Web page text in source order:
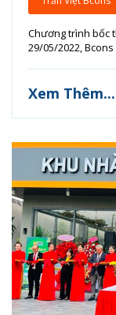
Chương trình bốc
29/05/2022,
Xem Thêm...